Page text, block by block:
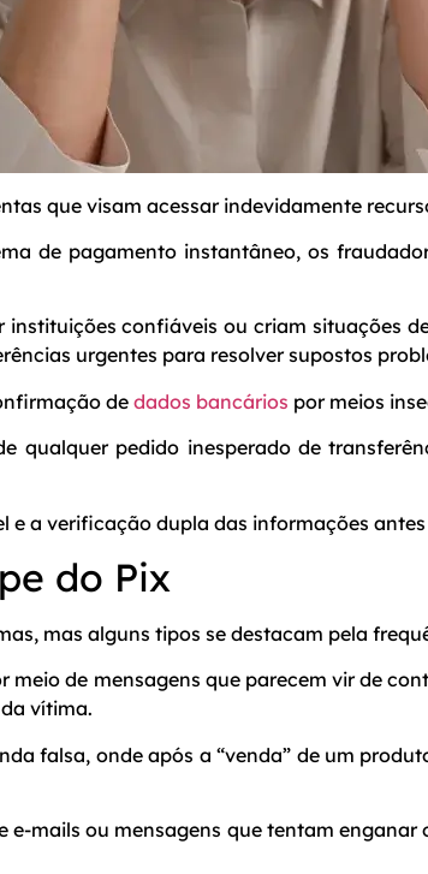
que visam acessar indevidamente
de pagamento instantâneo, os
instituições confiáveis ou criam situações
urgentes para resolver supostos
de dados bancários por meios
qualquer pedido inesperado de
e a verificação dupla das informações
do Pix
mas alguns tipos se destacam pela
meio de mensagens que parecem vir de
vítima.
falsa, onde após a “venda” de um
e-mails ou mensagens que tentam